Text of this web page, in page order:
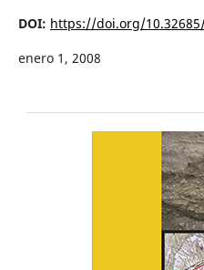
DOI: https://doi.org/
enero 1, 2008